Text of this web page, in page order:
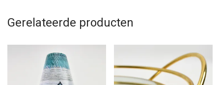
Gerelateerde producten